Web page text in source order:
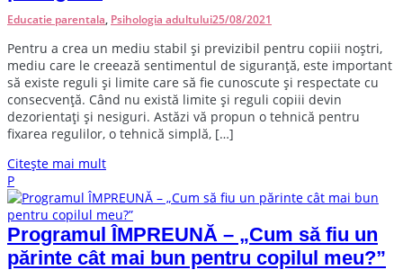
Educatie parentala, Psihologia adultului25/08/2021
Pentru a crea un mediu stabil și previzibil pentru copiii noștri,
mediu care le creează sentimentul de siguranță, este important
să existe reguli și limite care să fie cunoscute și respectate cu
consecvență. Când nu există limite și reguli copiii devin
dezorientați și nesiguri. Astăzi vă propun o tehnică pentru
fixarea regulilor, o tehnică simplă, […]
Citește mai mult
P
Programul ÎMPREUNĂ – „Cum să fiu un
părinte cât mai bun pentru copilul meu?”